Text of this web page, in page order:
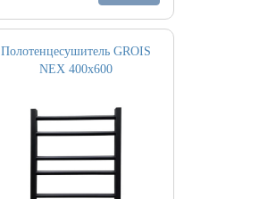
Полотенцесушитель GROIS
NEX 400х600